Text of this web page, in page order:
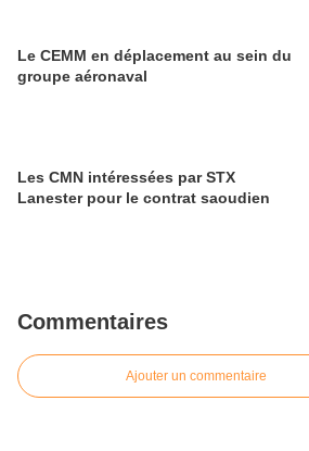
Le CEMM en déplacement au sein du
groupe aéronaval
Les CMN intéressées par STX
Lanester pour le contrat saoudien
Commentaires
Ajouter un commentaire